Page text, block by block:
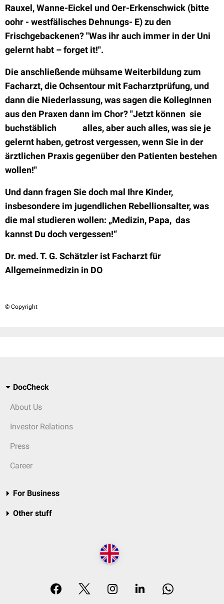
Rauxel, Wanne-Eickel und Oer-Erkenschwick (bitte
oohr - westfälisches Dehnungs- E) zu den
Frischgebackenen? "Was ihr auch immer in der Uni
gelernt habt – forget it!".
Die anschließende mühsame Weiterbildung zum
Facharzt, die Ochsentour mit Facharztprüfung, und
dann die Niederlassung, was sagen die KollegInnen
aus den Praxen dann im Chor? "Jetzt können sie
buchstäblich alles, aber auch alles, was sie je
gelernt haben, getrost vergessen, wenn Sie in der
ärztlichen Praxis gegenüber den Patienten bestehen
wollen!"
Und dann fragen Sie doch mal Ihre Kinder,
insbesondere im jugendlichen Rebellionsalter, was
die mal studieren wollen: „Medizin, Papa, das
kannst Du doch vergessen!“
Dr. med. T. G. Schätzler ist Facharzt für
Allgemeinmedizin in DO
© Copyright
DocCheck
About Us
Investor Relations
Press
Career
For Business
Other stuff